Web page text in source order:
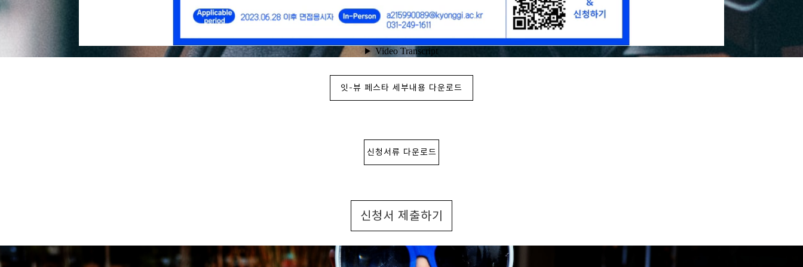
잇-뷰 페스타 세부내용 다운로드
신청서류 다운로드
신청서 제출하기